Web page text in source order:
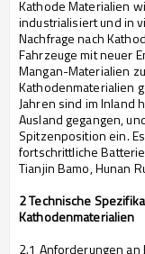
Kathode Materialien
industrialisiert und in
Nachfrage nach
Fahrzeuge mit neuer
Mangan-Materialien
Kathodenmaterialien
Jahren sind im Inland
Ausland gegangen,
Spitzenposition ein.
fortschrittliche
Tianjin Bamo, Hunan
2 Technische
Kathodenmaterialien
2.1 Anforderungen